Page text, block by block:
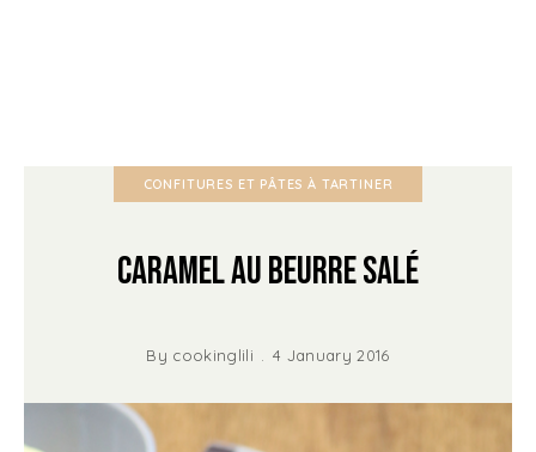
CONFITURES ET PÂTES À TARTINER
Caramel au Beurre Salé
By cookinglili 4 January 2016